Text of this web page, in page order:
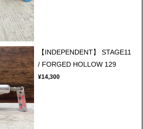
【INDEPENDENT】 STAGE11
/ FORGED HOLLOW 129
¥14,300